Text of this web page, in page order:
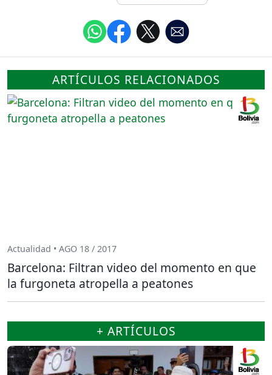
ARTÍCULOS RELACIONADOS
Actualidad • AGO 18 / 2017
Barcelona: Filtran video del momento en que
la furgoneta atropella a peatones
+ ARTÍCULOS